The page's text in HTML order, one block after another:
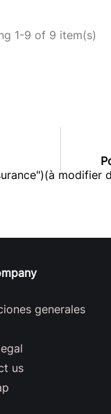
1-9 of 9 item(s)
(à modifier
generales
us